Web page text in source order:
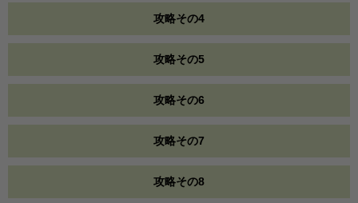
攻略その4
攻略その5
攻略その6
攻略その7
攻略その8